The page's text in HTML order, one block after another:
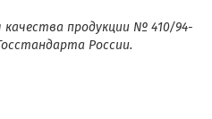
продукции № 410/94-
России.